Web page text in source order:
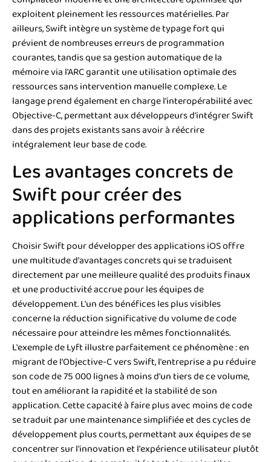
exploitent pleinement les ressources matérielles. Par
ailleurs, Swift intègre un système de typage fort qui
prévient de nombreuses erreurs de programmation
courantes, tandis que sa gestion automatique de la
mémoire via l'ARC garantit une utilisation optimale des
ressources sans intervention manuelle complexe. Le
langage prend également en charge l'interopérabilité avec
Objective-C, permettant aux développeurs d'intégrer Swift
dans des projets existants sans avoir à réécrire
intégralement leur base de code.
Les avantages concrets de
Swift pour créer des
applications performantes
Choisir Swift pour développer des applications iOS offre
une multitude d'avantages concrets qui se traduisent
directement par une meilleure qualité des produits finaux
et une productivité accrue pour les équipes de
développement. L'un des bénéfices les plus visibles
concerne la réduction significative du volume de code
nécessaire pour atteindre les mêmes fonctionnalités.
L'exemple de Lyft illustre parfaitement ce phénomène : en
migrant de l'Objective-C vers Swift, l'entreprise a pu réduire
son code de 75 000 lignes à moins d'un tiers de ce volume,
tout en améliorant la rapidité et la stabilité de son
application. Cette capacité à faire plus avec moins de code
se traduit par une maintenance simplifiée et des cycles de
développement plus courts, permettant aux équipes de se
concentrer sur l'innovation et l'expérience utilisateur plutôt